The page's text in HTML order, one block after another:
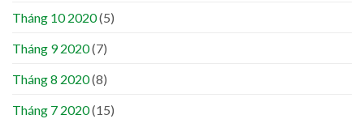
Tháng 10 2020(5)
Tháng 9 2020(7)
Tháng 8 2020(8)
Tháng 7 2020(15)